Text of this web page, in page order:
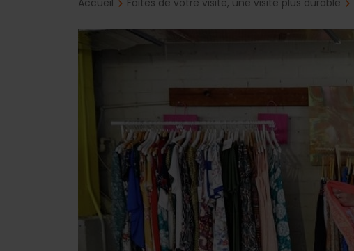
Breadcrumb
Accueil Faites de votre visite, une visite plus durable